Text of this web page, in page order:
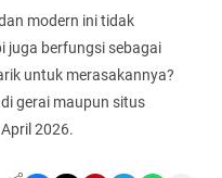
modern ini tidak
juga berfungsi sebagai
untuk merasakannya?
gerai maupun situs
2026.